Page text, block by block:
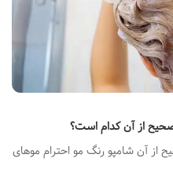
از آن کدام است؟
از آن شامپو رنگ مو احترام موهای